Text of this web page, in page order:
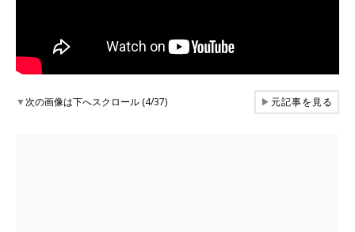
▼次の画像は下へスクロール (4/37) ▶元記事を見る